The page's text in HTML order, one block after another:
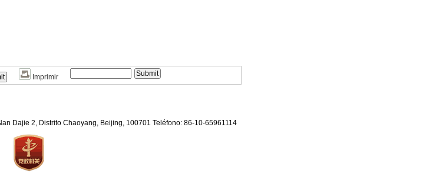
Imprimir
Dajie 2, Distrito Chaoyang, Beijing, 100701 Teléfono: 86-10-65961114